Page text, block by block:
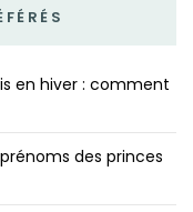
en hiver : comment
des princes